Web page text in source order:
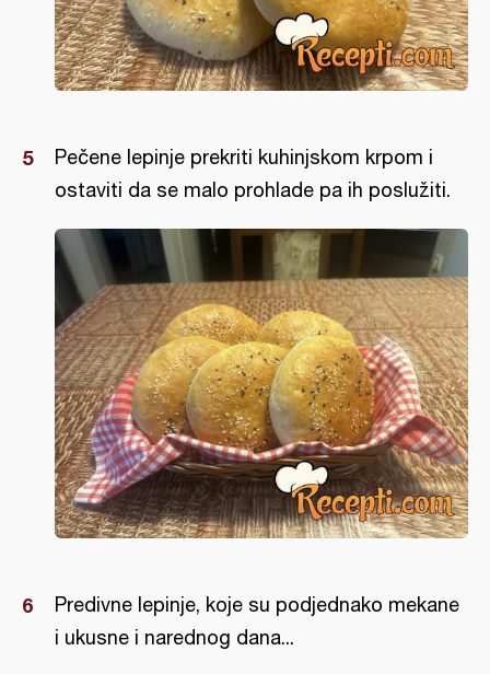
Pečene lepinje prekriti kuhinjskom krpom i
ostaviti da se malo prohlade pa ih poslužiti.
Predivne lepinje, koje su podjednako mekane
i ukusne i narednog dana...